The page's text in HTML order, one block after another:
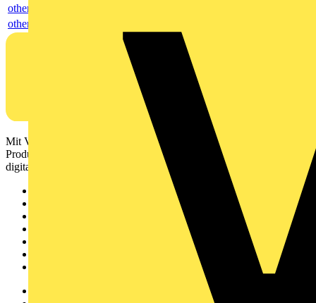
others
others
Mit Voltimum erhalten Elektrofachkräfte Zugang zu Branchennews,
Produktinformationen, Schulungen und Tools – alles auf einer
digitalen Plattform und Community.